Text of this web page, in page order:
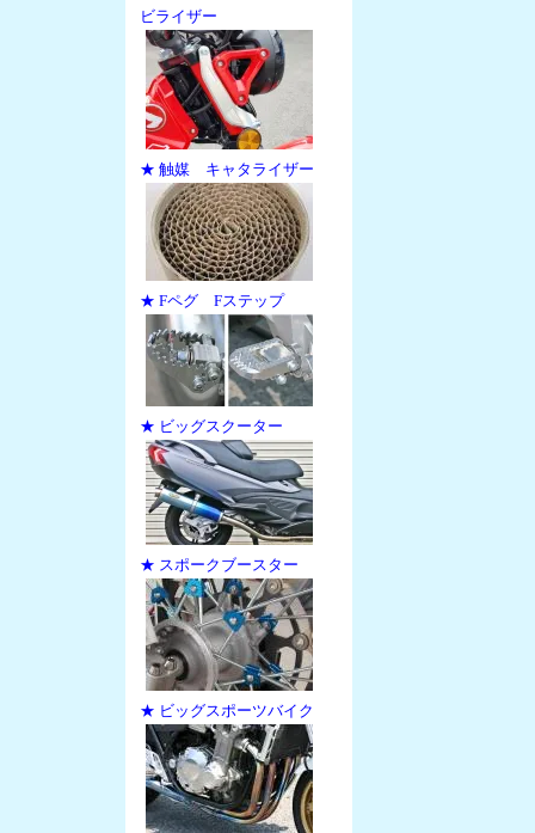
ビライザー
★ 触媒 キャタライザー
★ Fペグ Fステップ
★ ビッグスクーター
★ スポークブースター
★ ビッグスポーツバイク